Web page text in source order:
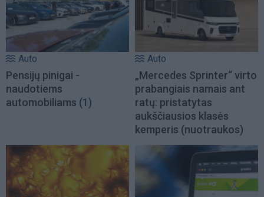
Auto
Pensijų pinigai -
naudotiems
automobiliams (1)
Auto
„Mercedes Sprinter“ virto
prabangiais namais ant
ratų: pristatytas
aukščiausios klasės
kemperis (nuotraukos)